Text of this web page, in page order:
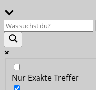
Nur Exakte Treffer